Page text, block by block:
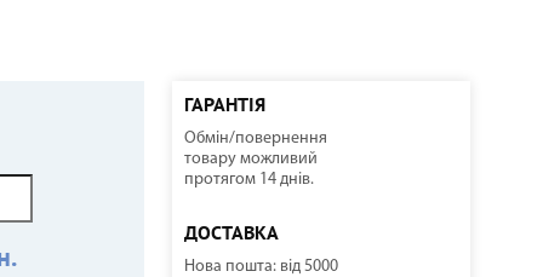
КОМПРЕСОРНО-КОНДЕНСАТОРНІ БЛОКИ
СОНЯЧНІ КОЛЕКТОРИ
КУЛЕРИ ДЛЯ ВОДИ
ТЕПЛОВІ ГАРМАТИ
ГАРАНТІЯ
Обмін/повернення
товару можливий
протягом 14 днів.
ДОСТАВКА
Нова пошта: від 5000